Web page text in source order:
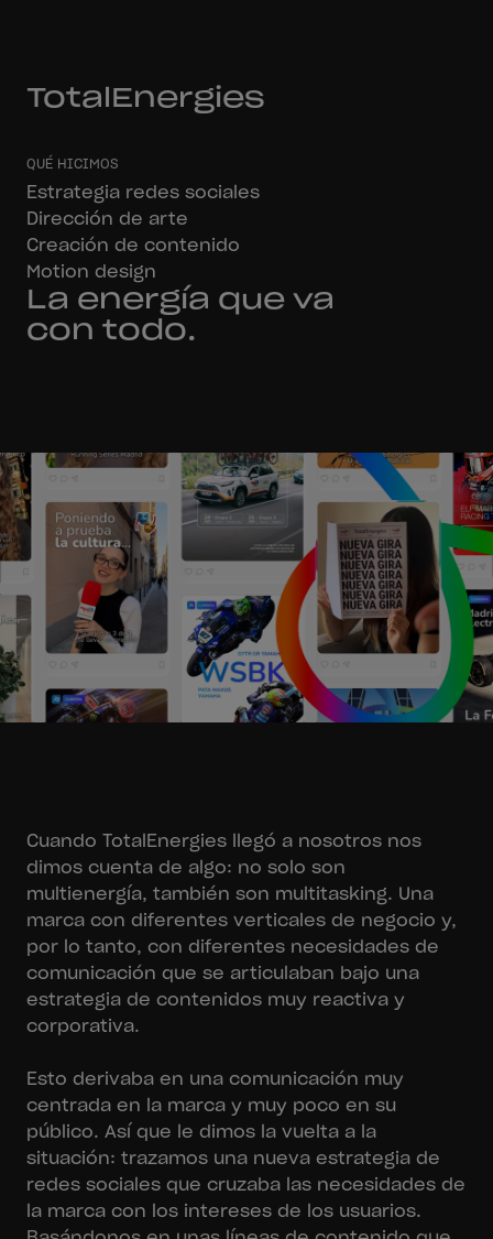
TotalEnergies
QUÉ HICIMOS
Estrategia redes sociales
Dirección de arte
Creación de contenido
Motion design
La energía que va
con todo.
Cuando TotalEnergies llegó a nosotros nos
dimos cuenta de algo: no solo son
multienergía, también son multitasking. Una
marca con diferentes verticales de negocio y,
por lo tanto, con diferentes necesidades de
comunicación que se articulaban bajo una
estrategia de contenidos muy reactiva y
corporativa.
Esto derivaba en una comunicación muy
centrada en la marca y muy poco en su
público. Así que le dimos la vuelta a la
situación: trazamos una nueva estrategia de
redes sociales que cruzaba las necesidades de
la marca con los intereses de los usuarios.